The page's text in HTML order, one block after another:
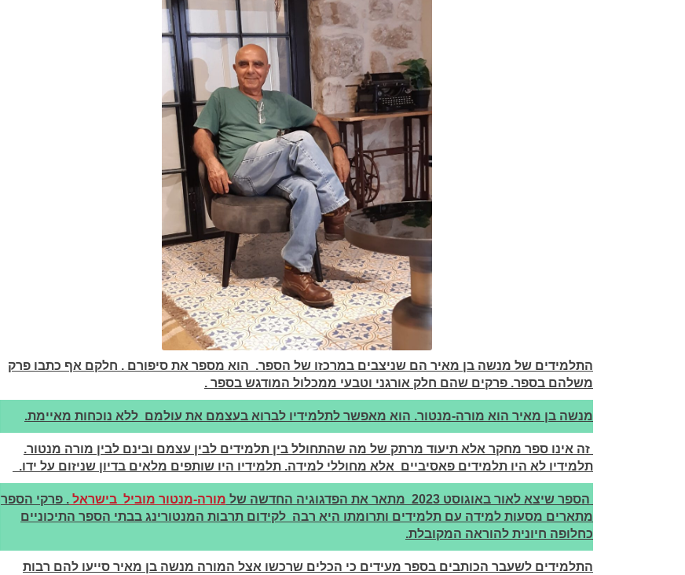
התלמידים של מנשה בן מאיר הם שניצבים במרכזו של הספר. הוא מספר את סיפורם . חלקם אף כתבו פרק
משלהם בספר. פרקים שהם חלק אורגני וטבעי ממכלול המודגש בספר .
מנשה בן מאיר הוא מורה-מנטור. הוא מאפשר לתלמידיו לברוא בעצמם את עולמם ללא נוכחות מאיימת.
זה אינו ספר מחקר אלא תיעוד מרתק של מה שהתחולל בין תלמידים לבין עצמם ובינם לבין מורה מנטור.
תלמידיו לא היו תלמידים פאסיביים אלא מחוללי למידה. תלמידיו היו שותפים מלאים בדיון שניזום על ידו.
הספר שיצא לאור באוגוסט 2023 מתאר את הפדגוגיה החדשה של מורה-מנטור מוביל בישראל . פרקי הספר
מתארים מסעות למידה עם תלמידים ותרומתו היא רבה לקידום תרבות המנטורינג בבתי הספר התיכוניים
כחלופה חיונית להוראה המקובלת.
התלמידים לשעבר הכותבים בספר מעידים כי הכלים שרכשו אצל המורה מנשה בן מאיר סייעו להם רבות